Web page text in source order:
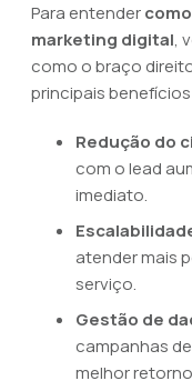
Para entender
marketing digital,
como o braço
principais
Redução do
com o lead
imediato.
atender mais
serviço.
Gestão de
campanhas
melhor